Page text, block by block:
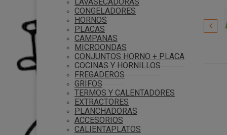
CONGELADORES
HORNOS
PLACAS
CAMPANAS
MICROONDAS
CONJUNTOS HORNO + PLACA
COCINAS Y HORNILLOS
FREGADEROS
GRIFOS
TERMOS Y CALENTADORES
EXTRACTORES
PLANCHADORAS
ACCESORIOS
CALIENTAPLATOS